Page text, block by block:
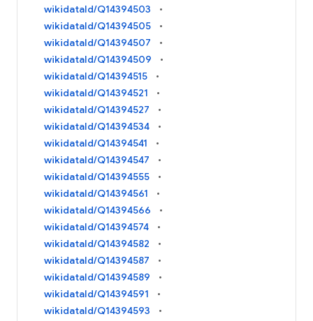
wikidataId/Q14394503
wikidataId/Q14394505
wikidataId/Q14394507
wikidataId/Q14394509
wikidataId/Q14394515
wikidataId/Q14394521
wikidataId/Q14394527
wikidataId/Q14394534
wikidataId/Q14394541
wikidataId/Q14394547
wikidataId/Q14394555
wikidataId/Q14394561
wikidataId/Q14394566
wikidataId/Q14394574
wikidataId/Q14394582
wikidataId/Q14394587
wikidataId/Q14394589
wikidataId/Q14394591
wikidataId/Q14394593